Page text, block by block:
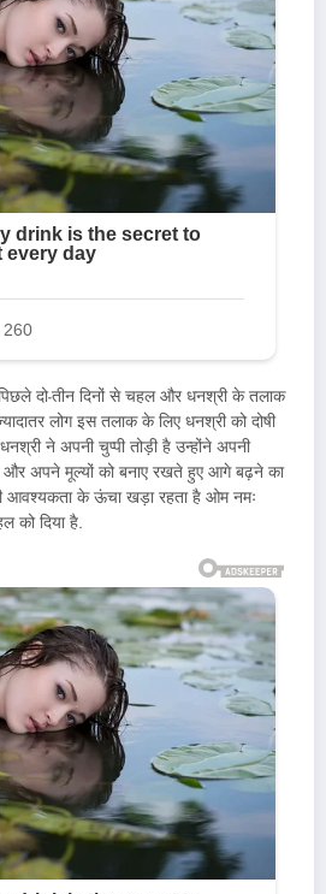
पिछले दो-तीन दिनों से चहल और धनश्री के तलाक
लोग इस तलाक के लिए धनश्री को दोषी
ने अपनी चुप्पी तोड़ी है उन्होंने अपनी
और अपने मूल्यों को बनाए रखते हुए आगे बढ़ने का
आवश्यकता के ऊंचा खड़ा रहता है ओम नमः
को दिया है.